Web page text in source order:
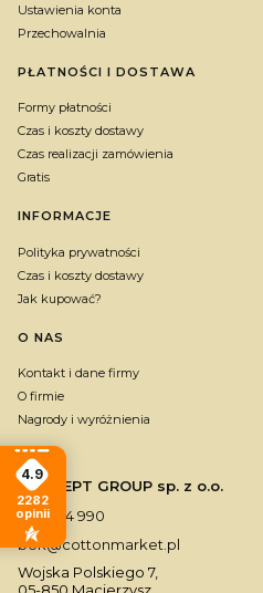
Ustawienia konta
Przechowalnia
PŁATNOŚCI I DOSTAWA
Formy płatności
Czas i koszty dostawy
Czas realizacji zamówienia
Gratis
INFORMACJE
Polityka prywatności
Czas i koszty dostawy
Jak kupować?
O NAS
Kontakt i dane firmy
O firmie
Nagrody i wyróżnienia
CONCEPT GROUP sp. z o.o.
790 334 990
bok@cottonmarket.pl
Wojska Polskiego 7,
05-850 Macierzysz
4.9
2282
opinii